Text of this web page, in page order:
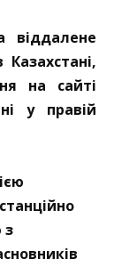
віддалене
на сайті
у правій
з